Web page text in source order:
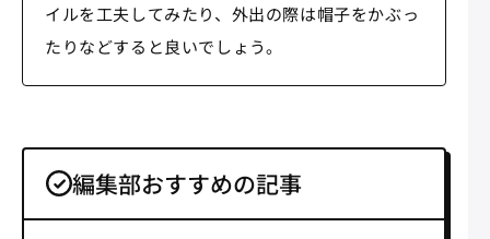
イルを工夫してみたり、外出の際は帽子をかぶっ
たりなどすると良いでしょう。
編集部おすすめの記事